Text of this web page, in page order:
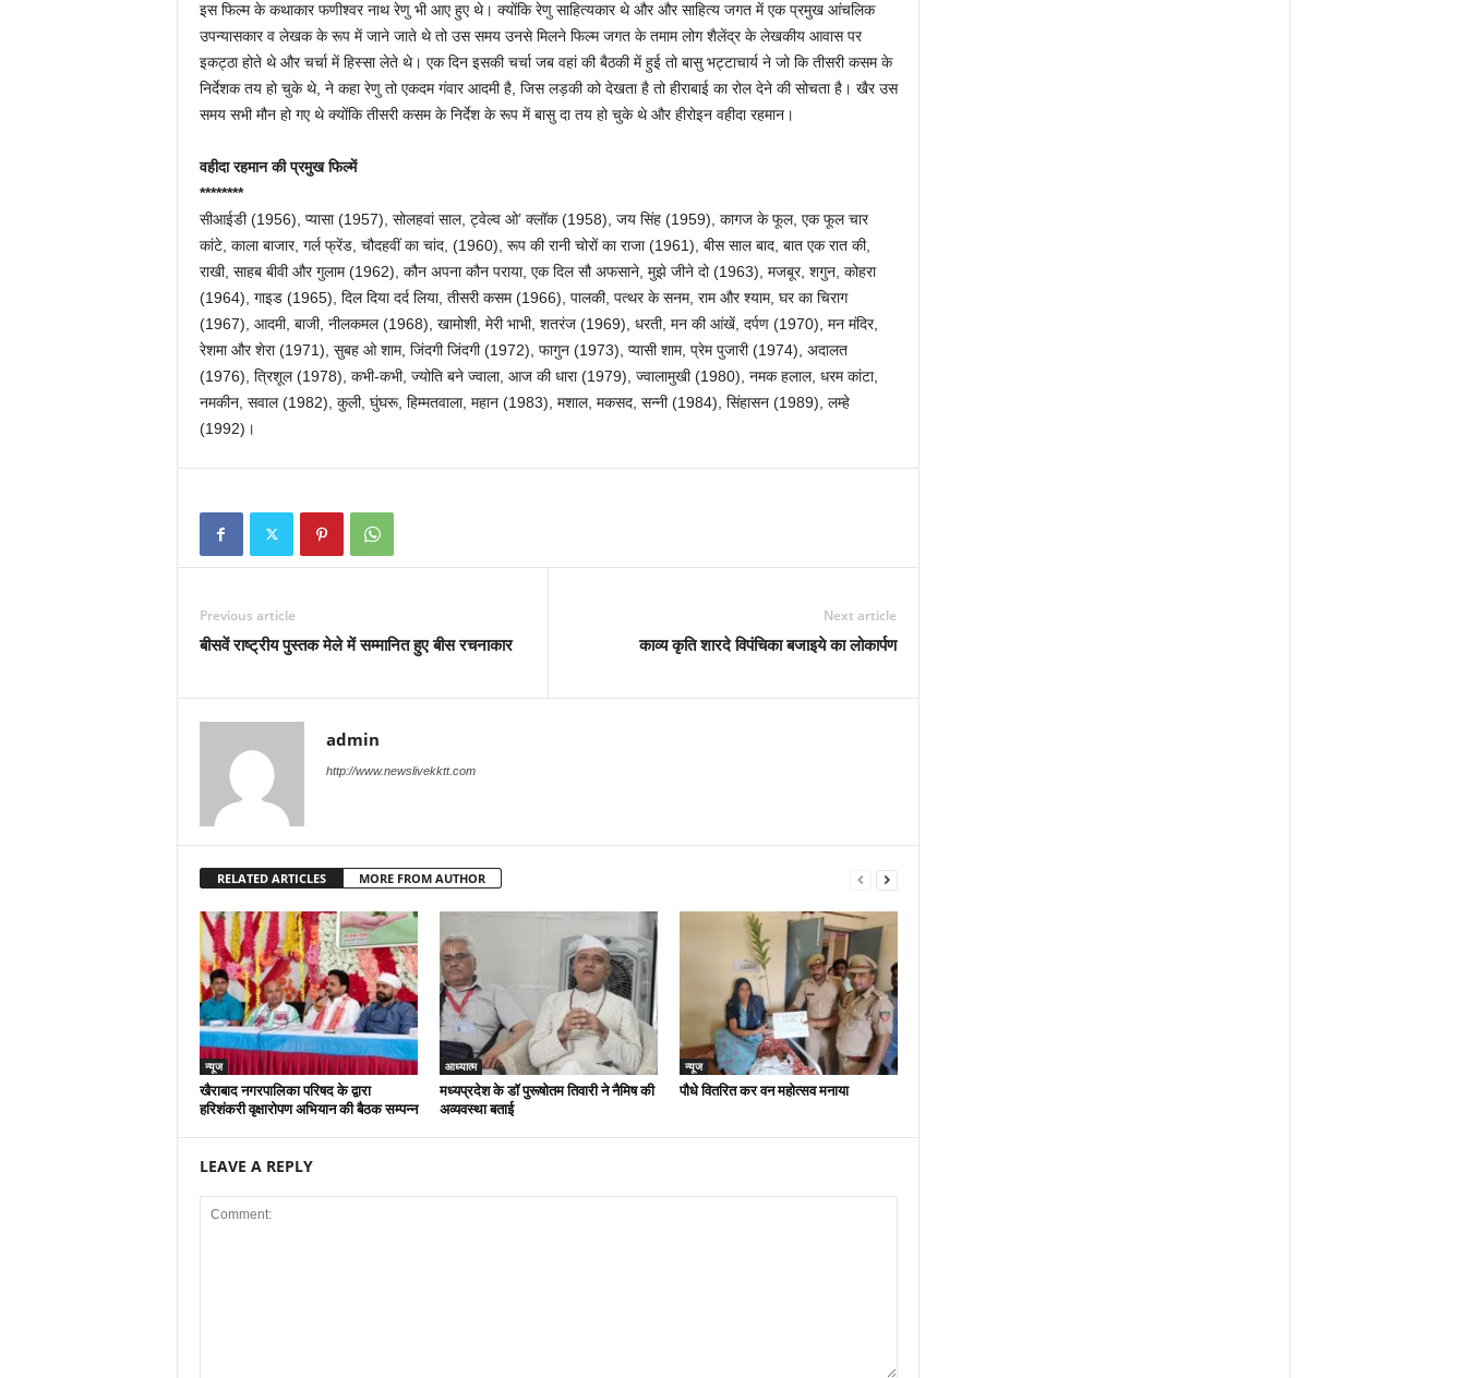
इस फिल्म के कथाकार फणीश्वर नाथ रेणु भी आए हुए थे। क्योंकि रेणु साहित्यकार थे और और साहित्य जगत में एक प्रमुख आंचलिक
उपन्यासकार व लेखक के रूप में जाने जाते थे तो उस समय उनसे मिलने फिल्म जगत के तमाम लोग शैलेंद्र के लेखकीय आवास पर
इकट्ठा होते थे और चर्चा में हिस्सा लेते थे। एक दिन इसकी चर्चा जब वहां की बैठकी में हुई तो बासु भट्टाचार्य ने जो कि तीसरी कसम के
निर्देशक तय हो चुके थे, ने कहा रेणु तो एकदम गंवार आदमी है, जिस लड़की को देखता है तो हीराबाई का रोल देने की सोचता है। खैर उस
समय सभी मौन हो गए थे क्योंकि तीसरी कसम के निर्देश के रूप में बासु दा तय हो चुके थे और हीरोइन वहीदा रहमान।
वहीदा रहमान की प्रमुख फिल्में
********
सीआईडी (1956), प्यासा (1957), सोलहवां साल, ट्वेल्व ओ’ क्लॉक (1958), जय सिंह (1959), कागज के फूल, एक फूल चार
कांटे, काला बाजार, गर्ल फ्रेंड, चौदहवीं का चांद, (1960), रूप की रानी चोरों का राजा (1961), बीस साल बाद, बात एक रात की,
राखी, साहब बीवी और गुलाम (1962), कौन अपना कौन पराया, एक दिल सौ अफसाने, मुझे जीने दो (1963), मजबूर, शगुन, कोहरा
(1964), गाइड (1965), दिल दिया दर्द लिया, तीसरी कसम (1966), पालकी, पत्थर के सनम, राम और श्याम, घर का चिराग
(1967), आदमी, बाजी, नीलकमल (1968), खामोशी, मेरी भाभी, शतरंज (1969), धरती, मन की आंखें, दर्पण (1970), मन मंदिर,
रेशमा और शेरा (1971), सुबह ओ शाम, जिंदगी जिंदगी (1972), फागुन (1973), प्यासी शाम, प्रेम पुजारी (1974), अदालत
(1976), त्रिशूल (1978), कभी-कभी, ज्योति बने ज्वाला, आज की धारा (1979), ज्वालामुखी (1980), नमक हलाल, धरम कांटा,
नमकीन, सवाल (1982), कुली, घुंघरू, हिम्मतवाला, महान (1983), मशाल, मकसद, सन्नी (1984), सिंहासन (1989), लम्हे
(1992)।
Previous article
बीसवें राष्ट्रीय पुस्तक मेले में सम्मानित हुए बीस रचनाकार
Next article
काव्य कृति शारदे विपंचिका बजाइये का लोकार्पण
admin
http://www.newslivekktt.com
RELATED ARTICLES MORE FROM AUTHOR
न्यूज
खैराबाद नगरपालिका परिषद के द्वारा
हरिशंकरी वृक्षारोपण अभियान की बैठक सम्पन्न
आध्यात्म
मध्यप्रदेश के डॉ पुरूषोतम तिवारी ने नैमिष की
अव्यवस्था बताई
न्यूज
पौधे वितरित कर वन महोत्सव मनाया
LEAVE A REPLY